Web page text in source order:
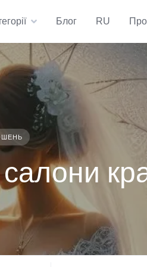
Блог RU
салони